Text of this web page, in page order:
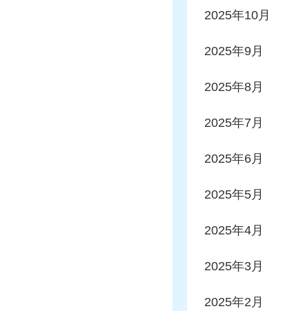
2025年10月
2025年9月
2025年8月
2025年7月
2025年6月
2025年5月
2025年4月
2025年3月
2025年2月